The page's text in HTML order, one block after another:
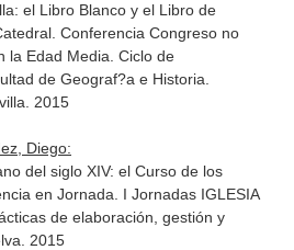
el Libro Blanco y el Libro de
Conferencia Congreso no
la Edad Media. Ciclo de
de Geograf?a e Historia.
2015
Diego:
del siglo XIV: el Curso de los
en Jornada. I Jornadas IGLESIA
de elaboración, gestión y
2015